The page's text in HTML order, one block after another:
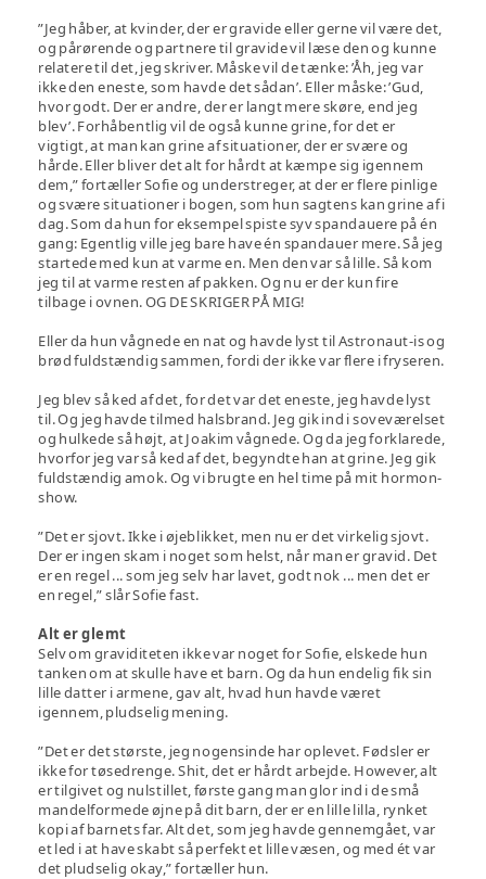
”Jeg håber, at kvinder, der er gravide eller gerne vil være det,
og pårørende og partnere til gravide vil læse den og kunne
relatere til det, jeg skriver. Måske vil de tænke: ’Åh, jeg var
ikke den eneste, som havde det sådan’. Eller måske: ’Gud,
hvor godt. Der er andre, der er langt mere skøre, end jeg
blev’. Forhåbentlig vil de også kunne grine, for det er
vigtigt, at man kan grine af situationer, der er svære og
hårde. Eller bliver det alt for hårdt at kæmpe sig igennem
dem,” fortæller Sofie og understreger, at der er flere pinlige
og svære situationer i bogen, som hun sagtens kan grine af i
dag. Som da hun for eksempel spiste syv spandauere på én
gang: Egentlig ville jeg bare have én spandauer mere. Så jeg
startede med kun at varme en. Men den var så lille. Så kom
jeg til at varme resten af pakken. Og nu er der kun fire
tilbage i ovnen. OG DE SKRIGER PÅ MIG!
Eller da hun vågnede en nat og havde lyst til Astronaut-is og
brød fuldstændig sammen, fordi der ikke var flere i fryseren.
Jeg blev så ked af det, for det var det eneste, jeg havde lyst
til. Og jeg havde tilmed halsbrand. Jeg gik ind i soveværelset
og hulkede så højt, at Joakim vågnede. Og da jeg forklarede,
hvorfor jeg var så ked af det, begyndte han at grine. Jeg gik
fuldstændig amok. Og vi brugte en hel time på mit hormon-
show.
”Det er sjovt. Ikke i øjeblikket, men nu er det virkelig sjovt.
Der er ingen skam i noget som helst, når man er gravid. Det
er en regel ... som jeg selv har lavet, godt nok ... men det er
en regel,” slår Sofie fast.
Alt er glemt
Selv om graviditeten ikke var noget for Sofie, elskede hun
tanken om at skulle have et barn. Og da hun endelig fik sin
lille datter i armene, gav alt, hvad hun havde været
igennem, pludselig mening.
”Det er det største, jeg nogensinde har oplevet. Fødsler er
ikke for tøsedrenge. Shit, det er hårdt arbejde. However, alt
er tilgivet og nulstillet, første gang man glor ind i de små
mandelformede øjne på dit barn, der er en lille lilla, rynket
kopi af barnets far. Alt det, som jeg havde gennemgået, var
et led i at have skabt så perfekt et lille væsen, og med ét var
det pludselig okay,” fortæller hun.